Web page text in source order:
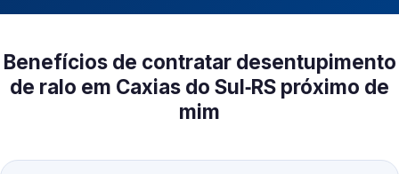
Benefícios de contratar desentupimento
de ralo em Caxias do Sul‑RS próximo de
mim